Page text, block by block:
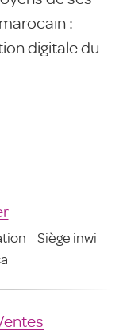
:
digitale du
· Siège inwi